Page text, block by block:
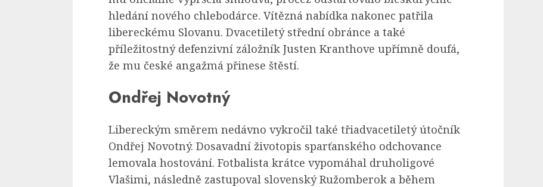
hledání nového chlebodárce. Vítězná nabídka nakonec patřila
libereckému Slovanu. Dvacetiletý střední obránce a také
příležitostný defenzivní záložník Justen Kranthove upřímně doufá,
že mu české angažmá přinese štěstí.
Ondřej Novotný
Libereckým směrem nedávno vykročil také třiadvacetiletý útočník
Ondřej Novotný. Dosavadní životopis sparťanského odchovance
lemovala hostování. Fotbalista krátce vypomáhal druholigové
Vlašimi, následně zastupoval slovenský Ružomberok a během